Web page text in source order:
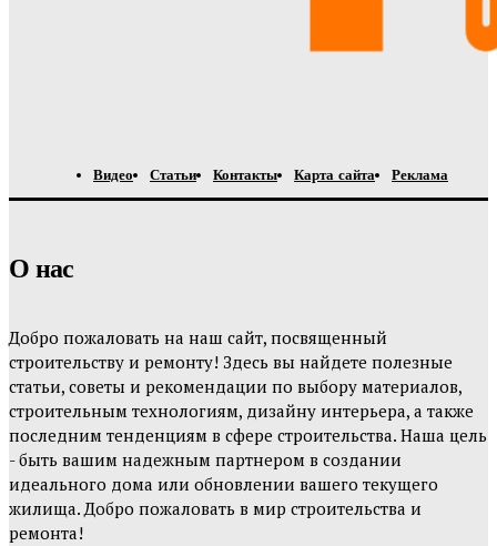
Видео Статьи Контакты Карта сайта Реклама
О нас
Добро пожаловать на наш сайт, посвященный
строительству и ремонту! Здесь вы найдете полезные
статьи, советы и рекомендации по выбору материалов,
строительным технологиям, дизайну интерьера, а также
последним тенденциям в сфере строительства. Наша цель
- быть вашим надежным партнером в создании
идеального дома или обновлении вашего текущего
жилища. Добро пожаловать в мир строительства и
ремонта!